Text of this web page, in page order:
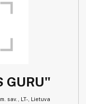
GURU"
sav., LT-, Lietuva